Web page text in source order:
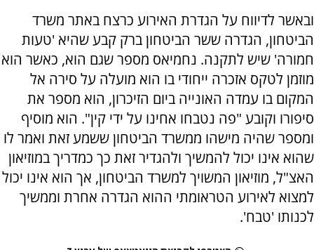
ובאשר לדיווח על הגדרת האירוע כרצח באתר משרד
הביטחון, הגדרה ששר הביטחון ברק קבע שהיא 'טעות
חמורה' שיש לתקנה. נחמיאס מספר שגם הוא, כאשר הוא
מוזמן לטקס אזכרה ייחודי בו הוא מועלה על סירה אל
המקום בו עמדה האונייה ביום הזיכרון, הוא מספר את
סיפורו וקובע "פה נטבחו אחינו על ידי קין". הוא מוסיף
ומספר שהיה מישהו ממשרד הביטחון ששמע זאת ואמר לו
שהוא אינו יכול להמשיך ולהגדיר זאת כך כמדריך במוזיאון
האצ"ל, מוזיאון המשויך למשרד הביטחון, אך הוא אינו יכול
למצוא לאירוע הטראומתי ההוא הגדרה אחרת וממשיך
לכנותו 'טבח'.